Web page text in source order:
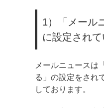
1）「メール
に設定されて
メールニュースは
る」の設定をされ
しております。